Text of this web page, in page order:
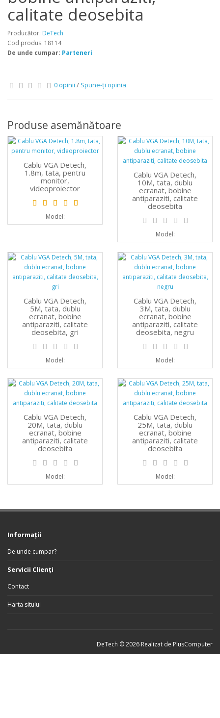
calitate deosebita
Producător: DeTech
Cod produs: 18114
De unde cumpar: Parteneri
0 opinii / Spune-ţi opinia
Produse asemănătoare
Cablu VGA Detech,
1.8m, tata, pentru
monitor,
videoproiector
Model:
Cablu VGA Detech,
10M, tata, dublu
ecranat, bobine
antiparaziti, calitate
deosebita
Model:
Cablu VGA Detech,
5M, tata, dublu
ecranat, bobine
antiparaziti, calitate
deosebita, gri
Model:
Cablu VGA Detech,
3M, tata, dublu
ecranat, bobine
antiparaziti, calitate
deosebita, negru
Model:
Cablu VGA Detech,
20M, tata, dublu
ecranat, bobine
antiparaziti, calitate
deosebita
Model:
Cablu VGA Detech,
25M, tata, dublu
ecranat, bobine
antiparaziti, calitate
deosebita
Model:
Informaţii
De unde cumpar?
Servicii Clienţi
Contact
Harta sitului
DeTech © 2026 Realizat de PlusComputer